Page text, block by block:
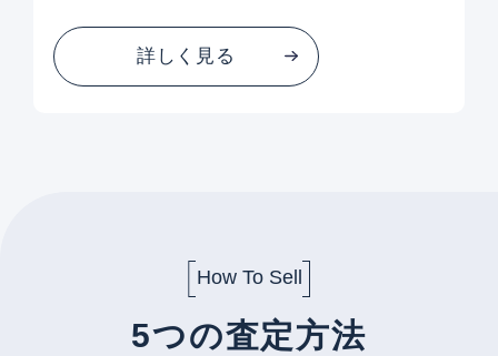
詳しく見る
How To Sell
5つの査定方法